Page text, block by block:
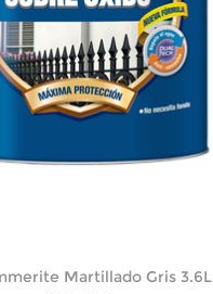
Martillado Gris 3.6L